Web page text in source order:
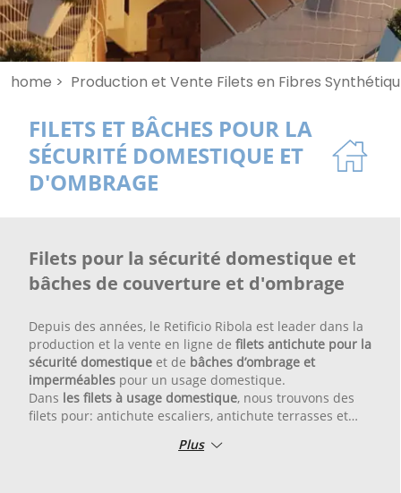
home > Production et Vente Filets en Fibres
FILETS ET BÂCHES POUR LA
SÉCURITÉ DOMESTIQUE ET
D'OMBRAGE
Filets pour la sécurité domestique et
bâches de couverture et d'ombrage
Depuis des années, le Retificio Ribola est leader dans la
production et la vente en ligne de filets antichute pour la
sécurité domestique et de bâches d’ombrage et
imperméables pour un usage domestique.
Dans les filets à usage domestique, nous trouvons des
filets pour: antichute escaliers, antichute terrasses et
Antichute lits ou réseaux playground pour aire de jeux
Plus